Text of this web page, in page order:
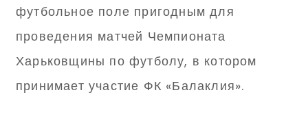
футбольное поле пригодным для
проведения матчей Чемпионата
Харьковщины по футболу, в котором
принимает участие ФК «Балаклия».